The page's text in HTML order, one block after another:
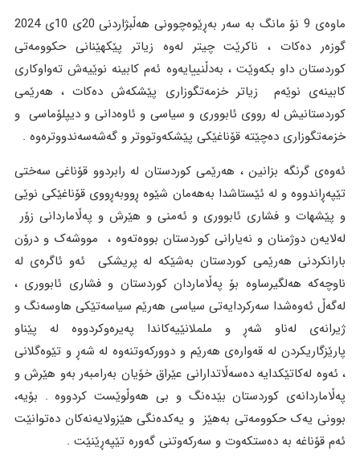
ماوەى 9 نۆ مانگ بە سەر بەڕێوەچوونى هەڵبژاردنى 20ى 10ى 2024
گوزەر دەکات ، ناکرێت چیتر لەوە زیاتر پێکهێنانى حکوومەتى
کوردستان داو بکەوێت ، بەدڵنییایەوە ئەم کابینە نوێیەش تەواوکارى
کابینەى نوێەم زیاتر خزمەتگوزارى پێشکەش دەکات ، هەرێمى
کوردستانیش لە رووى ئابوورى و سیاسى و ئاوەدانى و دیپلۆماسى و
خزمەتگوزارى دەچێتە قۆناغێکى پێشکەوتووتر و گەشەسەندووترەوە .
ئەوەى گرنگە بزانین ، هەرێمى کوردستان لە رابردوو قۆناغى سەختى
تێپەڕاندووە و لە ئێستاشدا بەهەمان شێوە ڕووبەڕووى قۆناغێکى نوێى
و پێشهات و فشارى ئابوورى و ئەمنى و هێرش و پەڵاماردانى زۆر
لەلایەن دوژمنان و نەیارانى کوردستان بووەتەوە ، مووشەک و درۆن
بارانکردنى هەرێمى کوردستان بەشێکە لە پریشکى ئەو ئاگرەى لە
ناوچەکە هەلگیرساوە بۆ پەڵاماردان کوردستان و فشارى ئابوورى ،
لەگەڵ ئەوەشدا سەرکردایەتى سیاسى هەرێم سیاسەتێکى هاوسەنگ و
ژیرانەى لەناو شەڕ و ململانێیەکاندا پەیرەوکردووە لە پێناو
پارێزگاریکردن لە قەوارەى هەرێم و دوورکەوتنەوە لە شەڕ و تێوەگلانى
، ئەوە لەکاتێکدایە دەسەڵاتدارانى عێراق خۆیان بەرامبەر بەو هێرش و
پەڵاماردانەى کوردستان بێدەنگ و بی هەوڵوێست کردووە . بۆیە،
بوونى یەک حکوومەتى بەهێز و یەکدەنگى هێزولایەنەکان دەتوانێت
ئەم قۆناغە بە دەستکەوت و سەرکەوتنى گەورە تێپەڕێنێت .